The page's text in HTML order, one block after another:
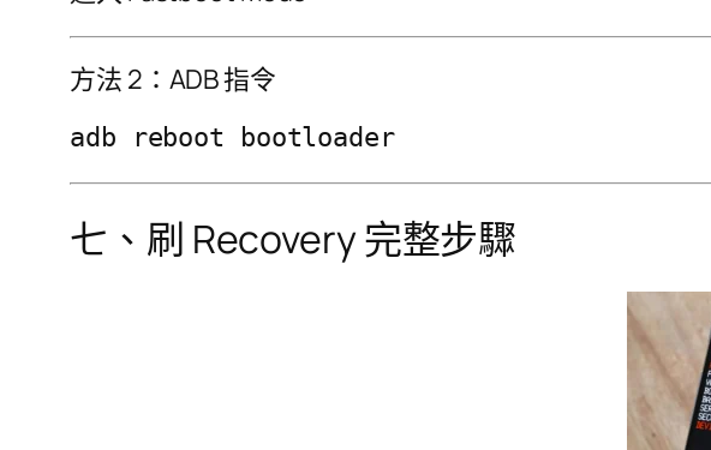
方法 2：ADB 指令
adb reboot bootloader
七、刷 Recovery 完整步驟